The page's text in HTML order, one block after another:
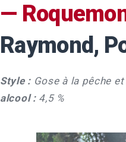
—
Raymond,
Style : Gose à la pêche
alcool : 4,5 %